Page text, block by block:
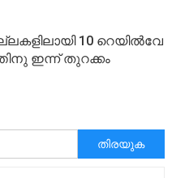
10 റെയില്‍വേ
ഇന്ന് തുറക്കം
അനേഷിക്കുക